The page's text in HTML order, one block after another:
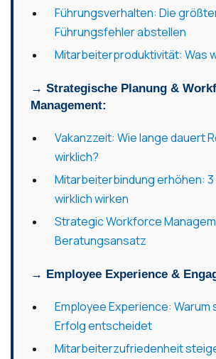
Führungsverhalten: Die
Führungsfehler abstellen
Mitarbeiterproduktivität: Was
→ Strategische Planung &
Management:
Vakanzzeit: Wie lange dauert
wirklich?
Mitarbeiterbindung erhöhen: 3
wirklich wirken
Strategic Workforce
Beratungsansatz
→ Employee Experience &
Employee Experience: Warum
Erfolg entscheidet
Mitarbeiterzufriedenheit